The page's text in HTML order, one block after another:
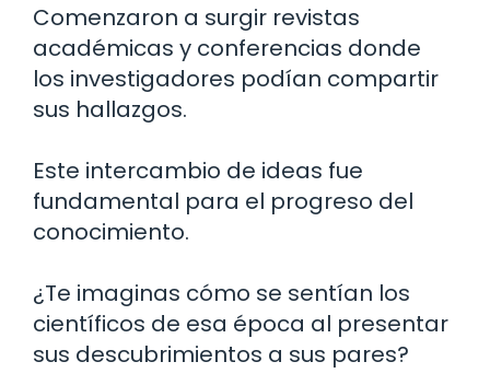
Comenzaron a surgir revistas
académicas y conferencias donde
los investigadores podían compartir
sus hallazgos.
Este intercambio de ideas fue
fundamental para el progreso del
conocimiento.
¿Te imaginas cómo se sentían los
científicos de esa época al presentar
sus descubrimientos a sus pares?